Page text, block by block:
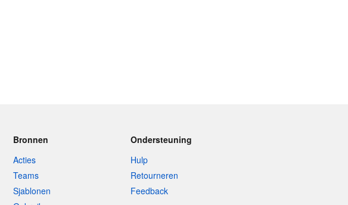
Bronnen
Acties
Teams
Sjablonen
Ondersteuning
Hulp
Retourneren
Feedback